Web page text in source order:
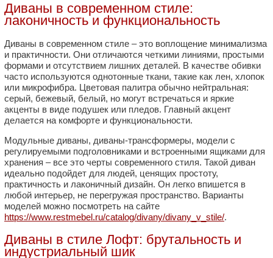
Диваны в современном стиле:
лаконичность и функциональность
Диваны в современном стиле – это воплощение минимализма
и практичности. Они отличаются четкими линиями, простыми
формами и отсутствием лишних деталей. В качестве обивки
часто используются однотонные ткани, такие как лен, хлопок
или микрофибра. Цветовая палитра обычно нейтральная:
серый, бежевый, белый, но могут встречаться и яркие
акценты в виде подушек или пледов. Главный акцент
делается на комфорте и функциональности.
Модульные диваны, диваны-трансформеры, модели с
регулируемыми подголовниками и встроенными ящиками для
хранения – все это черты современного стиля. Такой диван
идеально подойдет для людей, ценящих простоту,
практичность и лаконичный дизайн. Он легко впишется в
любой интерьер, не перегружая пространство. Варианты
моделей можно посмотреть на сайте
https://www.restmebel.ru/catalog/divany/divany_v_stile/.
Диваны в стиле Лофт: брутальность и
индустриальный шик